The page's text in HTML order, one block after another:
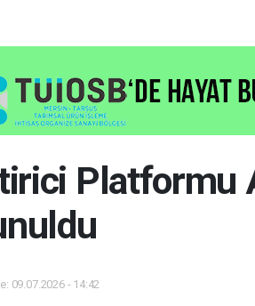
Platformu
09.07.2026 - 14:42